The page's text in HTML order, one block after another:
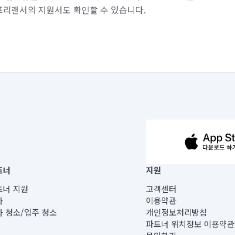
랜서의 지원서도 확인할 수 있습니다.
14-5-00019 |
정보) |
빌딩) B동 5층
층 미소
너
너 지원
청소/입주 청소
지원
고객센터
이용약관
개인정보처리방침
파트너 위치정보 이용약관